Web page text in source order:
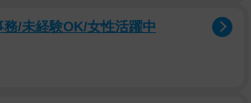
/未経験OK/女性活躍中